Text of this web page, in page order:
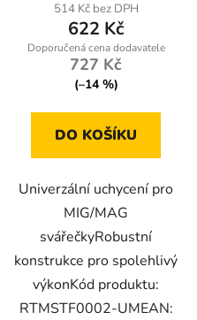
514 Kč bez DPH
622 Kč
727 Kč
(–14 %)
DO KOŠÍKU
Univerzální uchycení pro
MIG/MAG
svářečkyRobustní
konstrukce pro spolehlivý
výkonKód produktu:
RTMSTF0002-UMEAN: